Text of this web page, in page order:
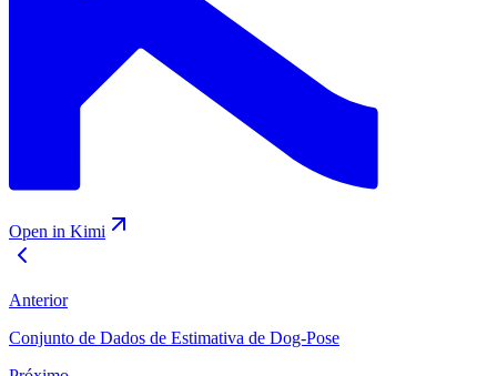
Open in Kimi
Anterior
Conjunto de Dados de Estimativa de Dog-Pose